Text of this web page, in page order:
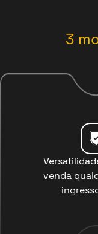
3
venda